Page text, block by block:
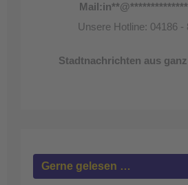
Mail:in**@
Unsere Hotline: 04186 -
Stadtnachrichten aus
Gerne gelesen …